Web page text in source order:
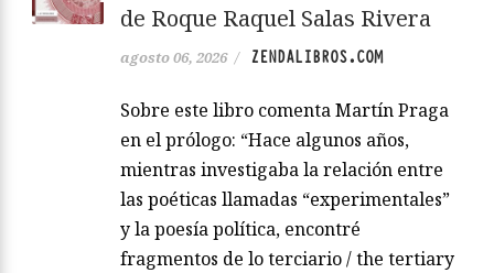
de Roque Raquel Salas Rivera
agosto 06, 2026 / ZENDALIBROS.COM
Sobre este libro comenta Martín Praga
en el prólogo: “Hace algunos años,
mientras investigaba la relación entre
las poéticas llamadas “experimentales”
y la poesía política, encontré
fragmentos de lo terciario / the tertiary